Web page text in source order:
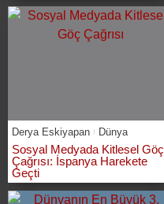
Derya Eskiyapan Dünya
Sosyal Medyada Kitlesel Göç
Çağrısı: İspanya Harekete
Geçti